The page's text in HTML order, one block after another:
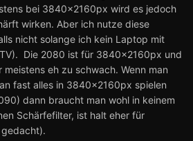
bei 3840x2160px wird es jedoch
wirken. Aber ich nutze diese
nicht solange ich kein Laptop mit
Die 2080 ist für 3840x2160px und
eh zu schwach. Wenn man
fast alles in 3840x2160px spielen
dann braucht man wohl in keinem
Schärfefilter, ist halt eher für